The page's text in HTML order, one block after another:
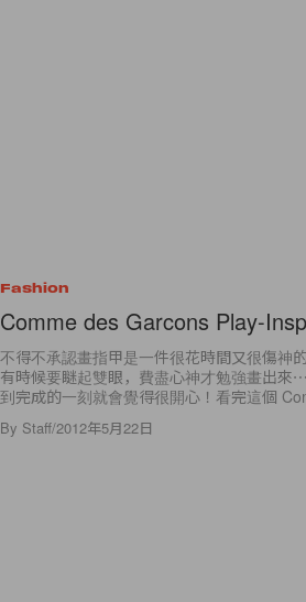
Fashion
Comme des Garcons Play-
不得不承認畫指甲是一件很花時間又很傷神
有時候要瞇起雙眼，費盡心神才勉強畫出
到完成的一刻就會覺得很開心！看完這個
By Staff/2012年5月22日